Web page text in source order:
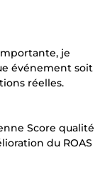
je
événement soit
réelles.
Score qualité
du ROAS